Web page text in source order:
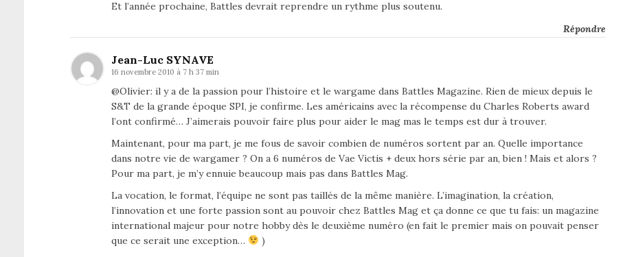
Et l’année prochaine, Battles devrait reprendre un rythme plus soutenu.
Répondre
Jean-Luc SYNAVE
16 novembre 2010 à 7 h 37 min
@Olivier: il y a de la passion pour l’histoire et le wargame dans Battles Magazine. Rien de mieux depuis le
S&T de la grande époque SPI, je confirme. Les américains avec la récompense du Charles Roberts award
l’ont confirmé… J’aimerais pouvoir faire plus pour aider le mag mas le temps est dur à trouver.
Maintenant, pour ma part, je me fous de savoir combien de numéros sortent par an. Quelle importance
dans notre vie de wargamer ? On a 6 numéros de Vae Victis + deux hors série par an, bien ! Mais et alors ?
Pour ma part, je m’y ennuie beaucoup mais pas dans Battles Mag.
La vocation, le format, l’équipe ne sont pas taillés de la même manière. L’imagination, la création,
l’innovation et une forte passion sont au pouvoir chez Battles Mag et ça donne ce que tu fais: un magazine
international majeur pour notre hobby dès le deuxième numéro (en fait le premier mais on pouvait penser
que ce serait une exception…
)